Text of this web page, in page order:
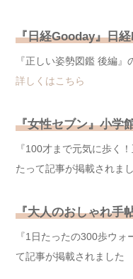
『日経Gooday』日
『正しい姿勢図鑑 後編』
詳しくはこちら
『女性セブン』小学
『100才まで元気に歩く
たって記事が掲載されま
『大人のおしゃれ手
『1日たったの300歩ウ
て記事が掲載されました